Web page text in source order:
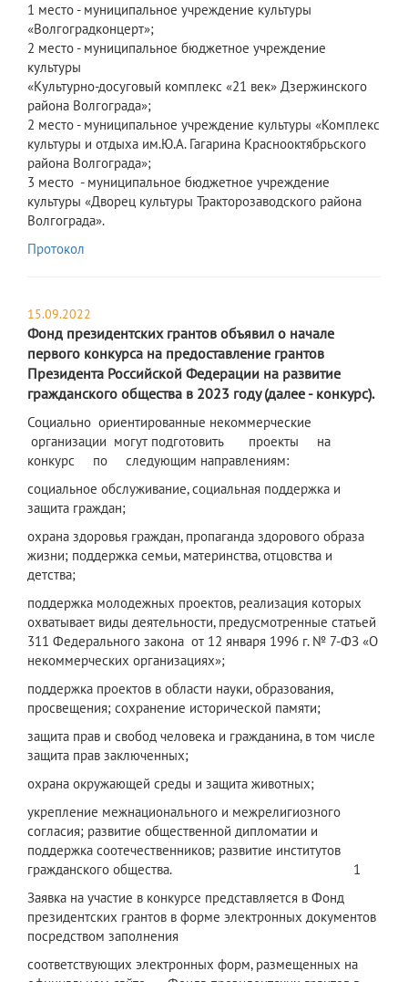
1 место - муниципальное учреждение культуры
«Волгоградконцерт»;
2 место - муниципальное бюджетное учреждение
культуры
«Культурно-досуговый комплекс «21 век» Дзержинского
района Волгограда»;
2 место - муниципальное учреждение культуры «Комплекс
культуры и отдыха им.Ю.А. Гагарина Краснооктябрьского
района Волгограда»;
3 место - муниципальное бюджетное учреждение
культуры «Дворец культуры Тракторозаводского района
Волгограда».
Протокол
15.09.2022
Фонд президентских грантов объявил о начале
первого конкурса на предоставление грантов
Президента Российской Федерации на развитие
гражданского общества в 2023 году (далее - конкурс).
​Социально ориентированные некоммерческие
организации могут подготовить проекты на
конкурс по следующим направлениям:
социальное обслуживание, социальная поддержка и
защита граждан;
охрана здоровья граждан, пропаганда здорового образа
жизни; поддержка семьи, материнства, отцовства и
детства;
поддержка молодежных проектов, реализация которых
охватывает виды деятельности, предусмотренные статьей
311 Федерального закона от 12 января 1996 г. № 7-ФЗ «О
некоммерческих организациях»;
поддержка проектов в области науки, образования,
просвещения; сохранение исторической памяти;
защита прав и свобод человека и гражданина, в том числе
защита прав заключенных;
охрана окружающей среды и защита животных;
укрепление межнационального и межрелигиозного
согласия; развитие общественной дипломатии и
поддержка соотечественников; развитие институтов
гражданского общества. 1
Заявка на участие в конкурсе представляется в Фонд
президентских грантов в форме электронных документов
посредством заполнения
соответствующих электронных форм, размещенных на